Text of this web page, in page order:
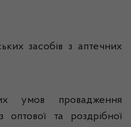
засобів з аптечних
умов провадження
оптової та роздрібної